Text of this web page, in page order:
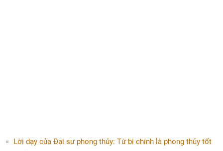
Lời dạy của Đại sư phong thủy: Từ bi chính là phong thủy tốt